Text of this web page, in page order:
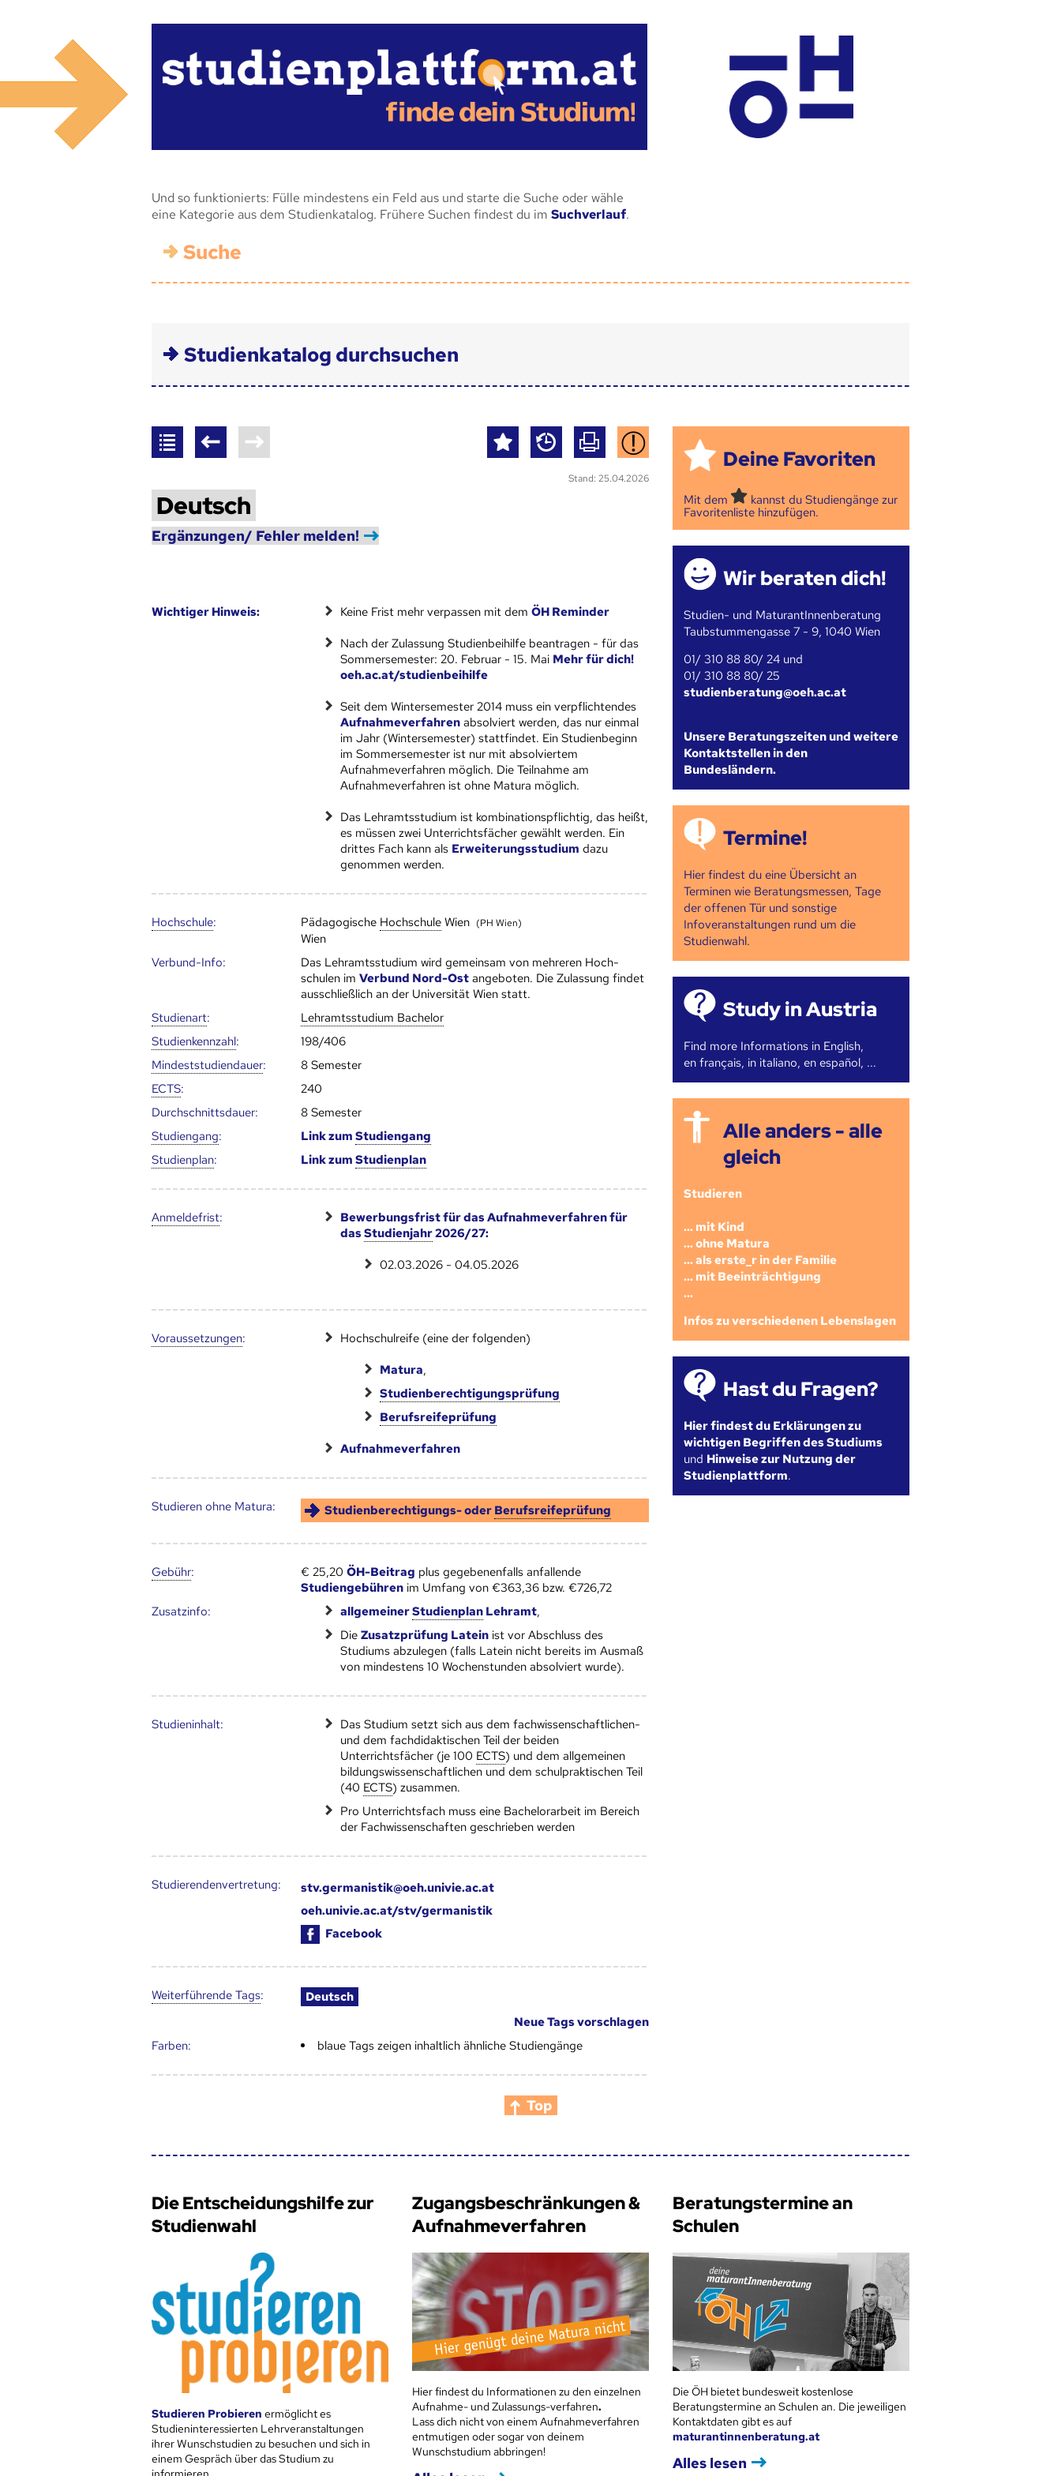
Und so funktionierts: Fülle mindestens ein Feld aus und starte die Suche oder wähle
eine Kategorie aus dem Studienkatalog. Frühere Suchen findest du im Suchverlauf.
Suche
Studienkatalog durchsuchen
Stand: 25.04.2026
Deutsch
Ergänzungen/ Fehler melden!
Wich­ti­ger Hin­weis: Keine Frist mehr verpassen mit dem ÖH Reminder
Nach der Zulassung Studienbeihilfe beantragen - für das
Sommersemester: 20. Februar - 15. Mai Mehr für dich!
oeh.ac.at/studienbeihilfe
Seit dem Wintersemester 2014 muss ein verpflichtendes
Aufnahmeverfahrenabsolviert werden, das nur einmal
im Jahr (Wintersemester) stattfindet. Ein Studienbeginn
im Sommersemester ist nur mit absolviertem
Aufnahmeverfahren möglich. Die Teilnahme am
Aufnahmeverfahren ist ohne Matura möglich.
Das Lehramtsstudium ist kombinationspflichtig, das heißt,
es müssen zwei Unterrichtsfächer gewählt werden. Ein
drittes Fach kann als Erweiterungsstudium dazu
genommen werden.
Hoch­schule: Pädagogische Hoch­schuleWien (PH Wien)
Wien
Verbund-Info:
Das Lehramtsstudium wird gemeinsam von mehreren Hoch­
schulen im Verbund Nord-Ostangeboten. Die Zulassung findet
ausschließlich an der Universität Wien statt.
Studienart:
Lehramtsstudium Bachelor
Studien­kenn­zahl:
198/406
Mindest­studien­dauer:
8 Semester
ECTS:
240
Durch­schnitts­dauer:
8 Semester
Studien­gang: Link zum Studien­gang
Studien­plan: Link zum Studien­plan
Anmelde­frist:
Bewerbungsfrist für das Aufnahmeverfahren für
dasStudienjahr2026/27:
02.03.2026 - 04.05.2026
Voraus­setzungen: Hochschulreife (eine der folgenden)
Matura,
Studienberechtigungsprüfung
Berufsreifeprüfung
Aufnahmeverfahren
Studieren ohne Matura: Studienberechtigungs- oder Berufsreifeprüfung
Gebühr: € 25,20 ÖH-Beitrag plus gegebenenfalls anfallende
Studiengebührenim Umfang von €363,36 bzw. €726,72
Zusatz­info:
allgemeinerStudien­planLehramt,
Die Zusatzprüfung Lateinist vor Abschluss des
Studiums abzulegen (falls Latein nicht bereits im Ausmaß
von mindestens 10 Wochenstunden absolviert wurde).
Studien­inhalt:
Das Studium setzt sich aus dem fachwissenschaftlichen-
und dem fachdidaktischen Teil der beiden
Unterrichtsfächer (je 100 ECTS) und dem allgemeinen
bildungswissenschaftlichen und dem schulpraktischen Teil
(40 ECTS) zusammen.
Pro Unterrichtsfach muss eine Bachelorarbeit im Bereich
der Fachwissenschaften geschrieben werden
Studierendenvertretung:
stv.germanistik@oeh.univie.ac.at
oeh.univie.ac.at/stv/germanistik
Facebook
Weiter­führende Tags:
Deutsch
Neue Tags vorschlagen
Farben:
blaue Tags zeigen inhaltlich ähnliche Studiengänge
Deine Favoriten
Mit dem
kannst du Studiengänge zur
Favoritenliste hinzufügen.
Wir beraten dich!
Studien- und MaturantInnenberatung
Taubstummengasse 7 - 9, 1040 Wien
01/ 310 88 80/ 24 und
01/ 310 88 80/ 25
studienberatung@oeh.ac.at
Unsere Beratungszeiten und weitere
Kontaktstellen in den
Bundesländern.
Termine!
Hier findest du eine Übersicht an
Terminen wie Beratungsmessen, Tage
der offenen Tür und sonstige
Infoveranstaltungen rund um die
Studienwahl.
Study in Austria
Find more Informations in English,
en français, in italiano, en español, ...
Alle anders - alle
gleich
Studieren
... mit Kind
... ohne Matura
... als erste_r in der Familie
... mit Beeinträchtigung
...
Infos zu verschiedenen Lebenslagen
Hast du Fragen?
Hier findest du Erklärungen zu
wichtigen Begriffen des Studiums
und Hinweise zur Nutzung der
Studienplattform.
Top
Die Entscheidungshilfe zur
Studienwahl
Studieren Probieren ermöglicht es
Studieninteressierten Lehrveranstaltungen
ihrer Wunschstudien zu besuchen und sich in
einem Gespräch über das Studium zu
Zugangsbeschränkungen &
Aufnahmeverfahren
Hier findest du Informationen zu den einzelnen
Aufnahme- und Zulassungs-verfahren.
Lass dich nicht von einem Aufnahmeverfahren
entmutigen oder sogar von deinem
Wunschstudium abbringen!
Beratungstermine an
Schulen
Die ÖH bietet bundesweit kostenlose
Beratungstermine an Schulen an. Die jeweiligen
Kontaktdaten gibt es auf
maturantinnenberatung.at
Alles lesen